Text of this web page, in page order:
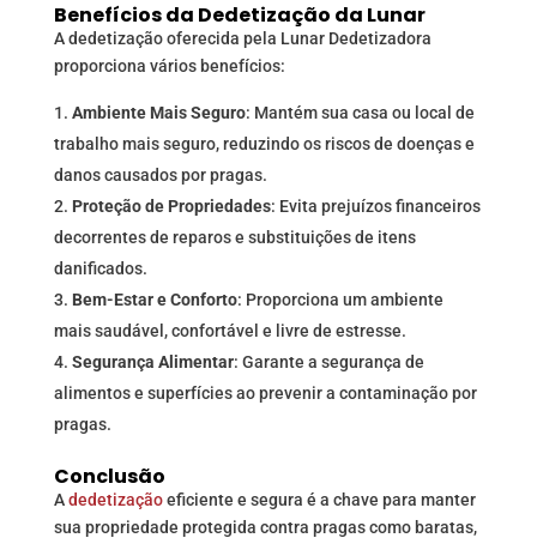
Benefícios da Dedetização da Lunar
A dedetização oferecida pela Lunar Dedetizadora
proporciona vários benefícios:
Ambiente Mais Seguro: Mantém sua casa ou local de
trabalho mais seguro, reduzindo os riscos de doenças e
danos causados por pragas.
Proteção de Propriedades: Evita prejuízos financeiros
decorrentes de reparos e substituições de itens
danificados.
Bem-Estar e Conforto: Proporciona um ambiente
mais saudável, confortável e livre de estresse.
Segurança Alimentar: Garante a segurança de
alimentos e superfícies ao prevenir a contaminação por
pragas.
Conclusão
Adedetizaçãoeficiente e segura é a chave para manter
sua propriedade protegida contra pragas como baratas,